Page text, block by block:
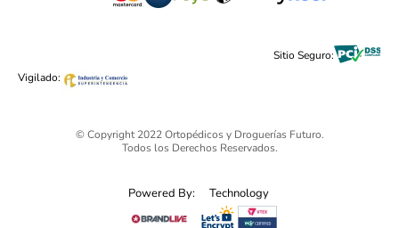
Cuidado Personal
Sitio Seguro:
Vigilado:
© Copyright 2022 Ortopédicos y Droguerías Futuro.
Todos los Derechos Reservados.
Powered By: Technology